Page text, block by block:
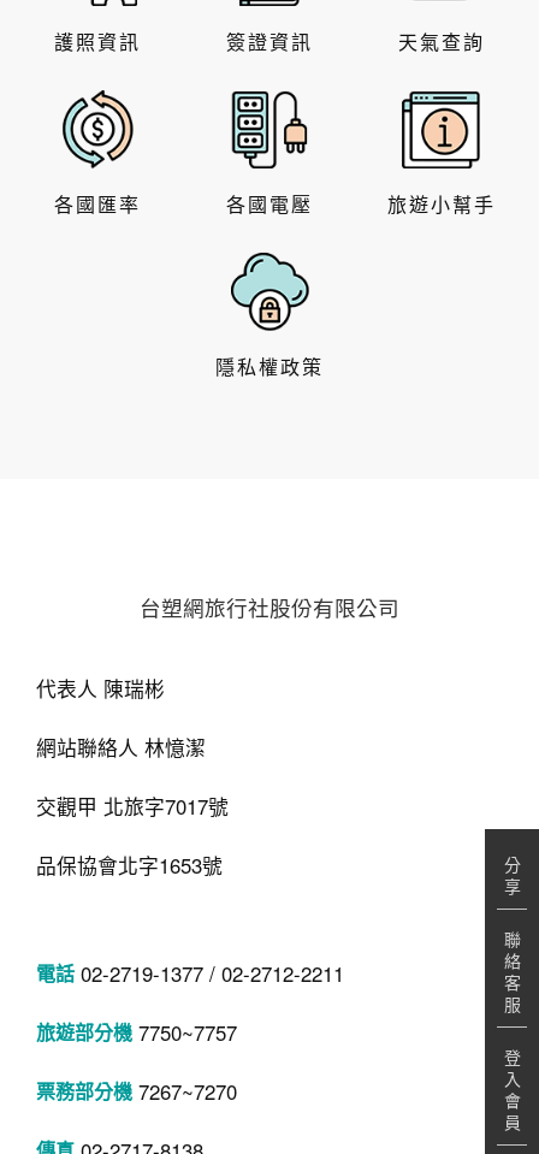
護照資訊 簽證資訊 天氣查詢
各國匯率 各國電壓 旅遊小幫手
隱私權政策
台塑網旅行社股份有限公司
分
享
聯
絡
客
服
登
入
會
員